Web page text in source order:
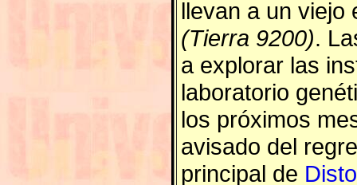
llevan a un viejo
(Tierra 9200).
a explorar las
laboratorio
los próximos
avisado del
principal de